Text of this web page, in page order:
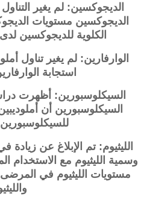
الديجوكسين: لم يغير
الديجوكسين مستويات
الكلوية للديجوكسين
الوارفارين: لم يغير تناول
استجابة
السيكلوسبورين: أظهرت
السيكلوسبورين أن
الليثيوم: تم الإبلاغ عن زيادة
وسمية الليثيوم مع الاستخدام
مستويات الليثيوم في المرضى